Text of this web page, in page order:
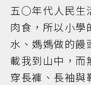
五○年代人民生
肉食，所以小學
水、媽媽做的饅
載我到山中，而
穿長褲、長袖與